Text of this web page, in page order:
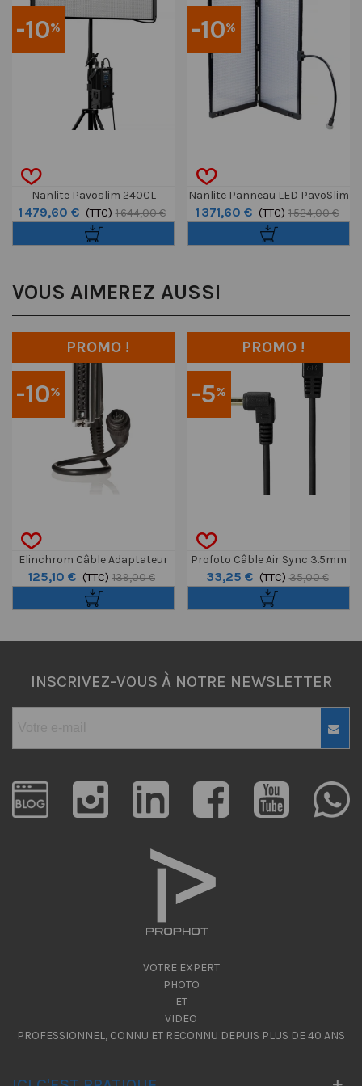
-10%
Nanlite Pavoslim 240CL
Bicolor 260W
1 479,60 € (TTC) 1 644,00 €
-10%
Nanlite Panneau LED PavoSlim
240C RGBWW 240W
1 371,60 € (TTC) 1 524,00 €
VOUS AIMEREZ AUSSI
-10%
PROMO !
Elinchrom Câble Adaptateur
ELI/RQ
125,10 € (TTC) 139,00 €
-5%
PROMO !
Profoto Câble Air Sync 3.5mm
Vers Canon N3
33,25 € (TTC) 35,00 €
INSCRIVEZ-VOUS À NOTRE NEWSLETTER
VOTRE EXPERT
PHOTO
ET
VIDEO
PROFESSIONNEL, CONNU ET RECONNU DEPUIS PLUS DE 40 ANS